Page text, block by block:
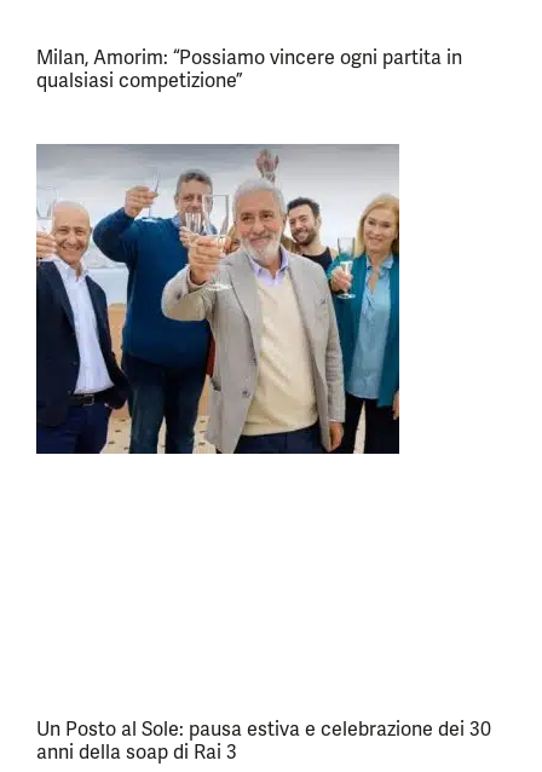
Milan, Amorim: “Possiamo vincere ogni partita in
qualsiasi competizione”
Un Posto al Sole: pausa estiva e celebrazione dei 30
anni della soap di Rai 3